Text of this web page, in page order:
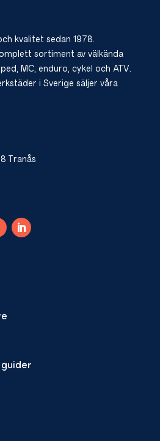
kvalitet sedan 1978.
sortiment av välkända
MC, enduro, cykel och ATV.
i Sverige säljer våra
Tranås